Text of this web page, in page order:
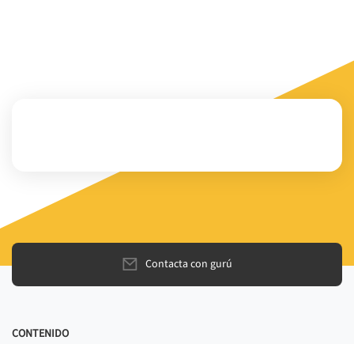
Contacta con gurú
CONTENIDO